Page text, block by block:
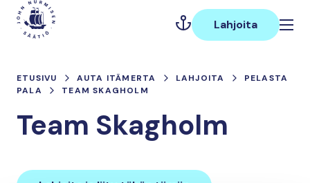
Hyppää
sisältöön
Päävalikko
Lahjoita
ETUSIVU AUTA ITÄMERTA LAHJOITA
PELASTA
PALA
TEAM SKAGHOLM
Team Skagholm